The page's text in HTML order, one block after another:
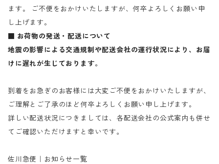
ます。 ご不便をおかけいたしますが、何卒よろしくお願い申
し上げます。
■ お荷物の発送・配送について
地震の影響による交通規制や配送会社の運行状況により、お届
けに遅れが生じております。
到着をお急ぎのお客様には大変ご不便をおかけいたしますが、
ご理解とご了承のほど何卒よろしくお願い申し上げます。
詳しい配送状況につきましては、各配送会社の公式案内も併せ
てご確認いただけますと幸いです。
佐川急便｜お知らせ一覧